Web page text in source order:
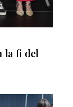
la fi del